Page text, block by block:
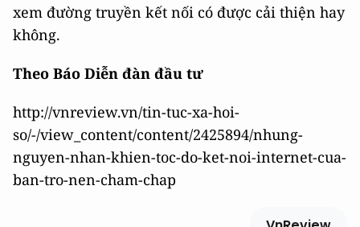
xem đường truyền kết nối có được cải thiện hay
không.
Theo Báo Diễn đàn đầu tư
http://vnreview.vn/tin-tuc-xa-hoi-
so/-/view_content/content/2425894/nhung-
nguyen-nhan-khien-toc-do-ket-noi-internet-cua-
ban-tro-nen-cham-chap